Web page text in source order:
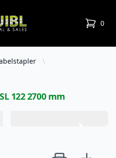
Luibl Rental & Sales 0
items
122 2700 mm